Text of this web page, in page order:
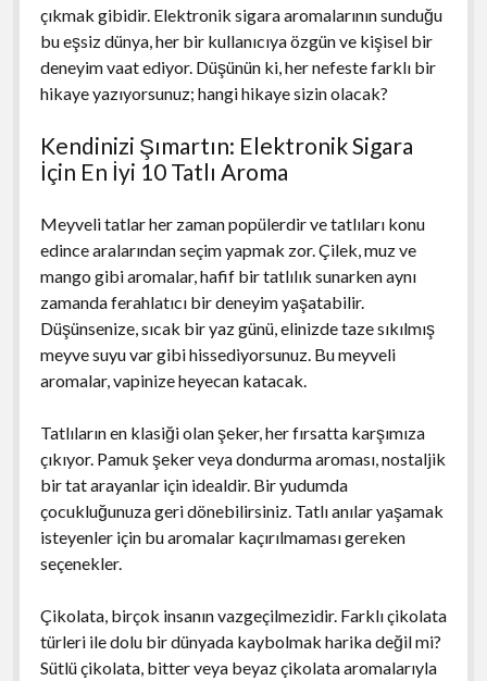
çıkmak gibidir. Elektronik sigara aromalarının sunduğu
bu eşsiz dünya, her bir kullanıcıya özgün ve kişisel bir
deneyim vaat ediyor. Düşünün ki, her nefeste farklı bir
hikaye yazıyorsunuz; hangi hikaye sizin olacak?
Kendinizi Şımartın: Elektronik Sigara
İçin En İyi 10 Tatlı Aroma
Meyveli tatlar her zaman popülerdir ve tatlıları konu
edince aralarından seçim yapmak zor. Çilek, muz ve
mango gibi aromalar, hafif bir tatlılık sunarken aynı
zamanda ferahlatıcı bir deneyim yaşatabilir.
Düşünsenize, sıcak bir yaz günü, elinizde taze sıkılmış
meyve suyu var gibi hissediyorsunuz. Bu meyveli
aromalar, vapinize heyecan katacak.
Tatlıların en klasiği olan şeker, her fırsatta karşımıza
çıkıyor. Pamuk şeker veya dondurma aroması, nostaljik
bir tat arayanlar için idealdir. Bir yudumda
çocukluğunuza geri dönebilirsiniz. Tatlı anılar yaşamak
isteyenler için bu aromalar kaçırılmaması gereken
seçenekler.
Çikolata, birçok insanın vazgeçilmezidir. Farklı çikolata
türleri ile dolu bir dünyada kaybolmak harika değil mi?
Sütlü çikolata, bitter veya beyaz çikolata aromalarıyla